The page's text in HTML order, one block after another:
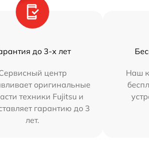
до 3-х лет
центр
оригинальные
техники Fujitsu и
гарантию до 3
лет.
Наш